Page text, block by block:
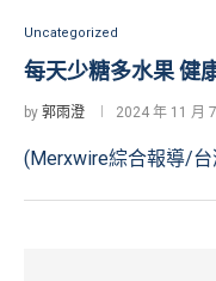
Uncategorized
每天少糖多水果 健
by 郭雨澄 2024 年 11 月
(Merxwire綜合報導/